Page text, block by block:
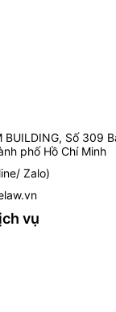
BUILDING, Số 309
phố Hồ Chí Minh
Zalo)
vụ